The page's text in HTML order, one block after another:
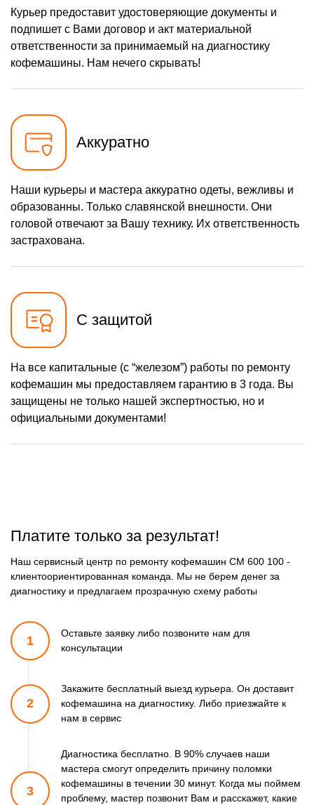
датчиков
Замена сальника
330 р
Очистка кофемашины от
накипи
Ремонт насоса
520 р
Ремонт
микровыключателя
кофемашины
Ремонт заварного блока
Чистка клапана Заказать
Курьер предоставит удостоверяющие документы и
подпишет с Вами договор и акт материальной
ответственности за принимаемый на диагностику
кофемашины. Нам нечего скрывать!
Аккуратно
Наши курьеры и мастера аккуратно одеты, вежливы и
образованны. Только славянской внешности. Они
головой отвечают за Вашу технику. Их ответственность
застрахована.
С защитой
На все капитальные (с “железом”) работы по ремонту
кофемашин мы предоставляем гарантию в 3 года. Вы
защищены не только нашей экспертностью, но и
официальными документами!
Платите только за результат!
Наш сервисный центр по ремонту кофемашин CM 600 100 -
клиентоориентированная команда. Мы не берем денег за
диагностику и предлагаем прозрачную схему работы
1
Оставьте заявку либо позвоните нам для
консультации
2
Закажите бесплатный выезд курьера. Он доставит
кофемашина на диагностику. Либо приезжайте к
нам в сервис
3
Диагностика бесплатно. В 90% случаев наши
мастера смогутопределить причину поломки
кофемашины в течении 30 минут. Когда мы поймем
проблему, мастер позвонит Вам и расскажет, какие